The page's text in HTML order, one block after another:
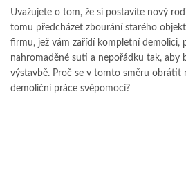
Uvažujete o tom, že si postavíte nový
tomu předcházet zbourání starého
firmu, jež vám zařídí kompletní demolici,
nahromaděné suti a nepořádku tak, aby
výstavbě. Proč se v tomto směru obrátit
demoliční práce svépomocí?